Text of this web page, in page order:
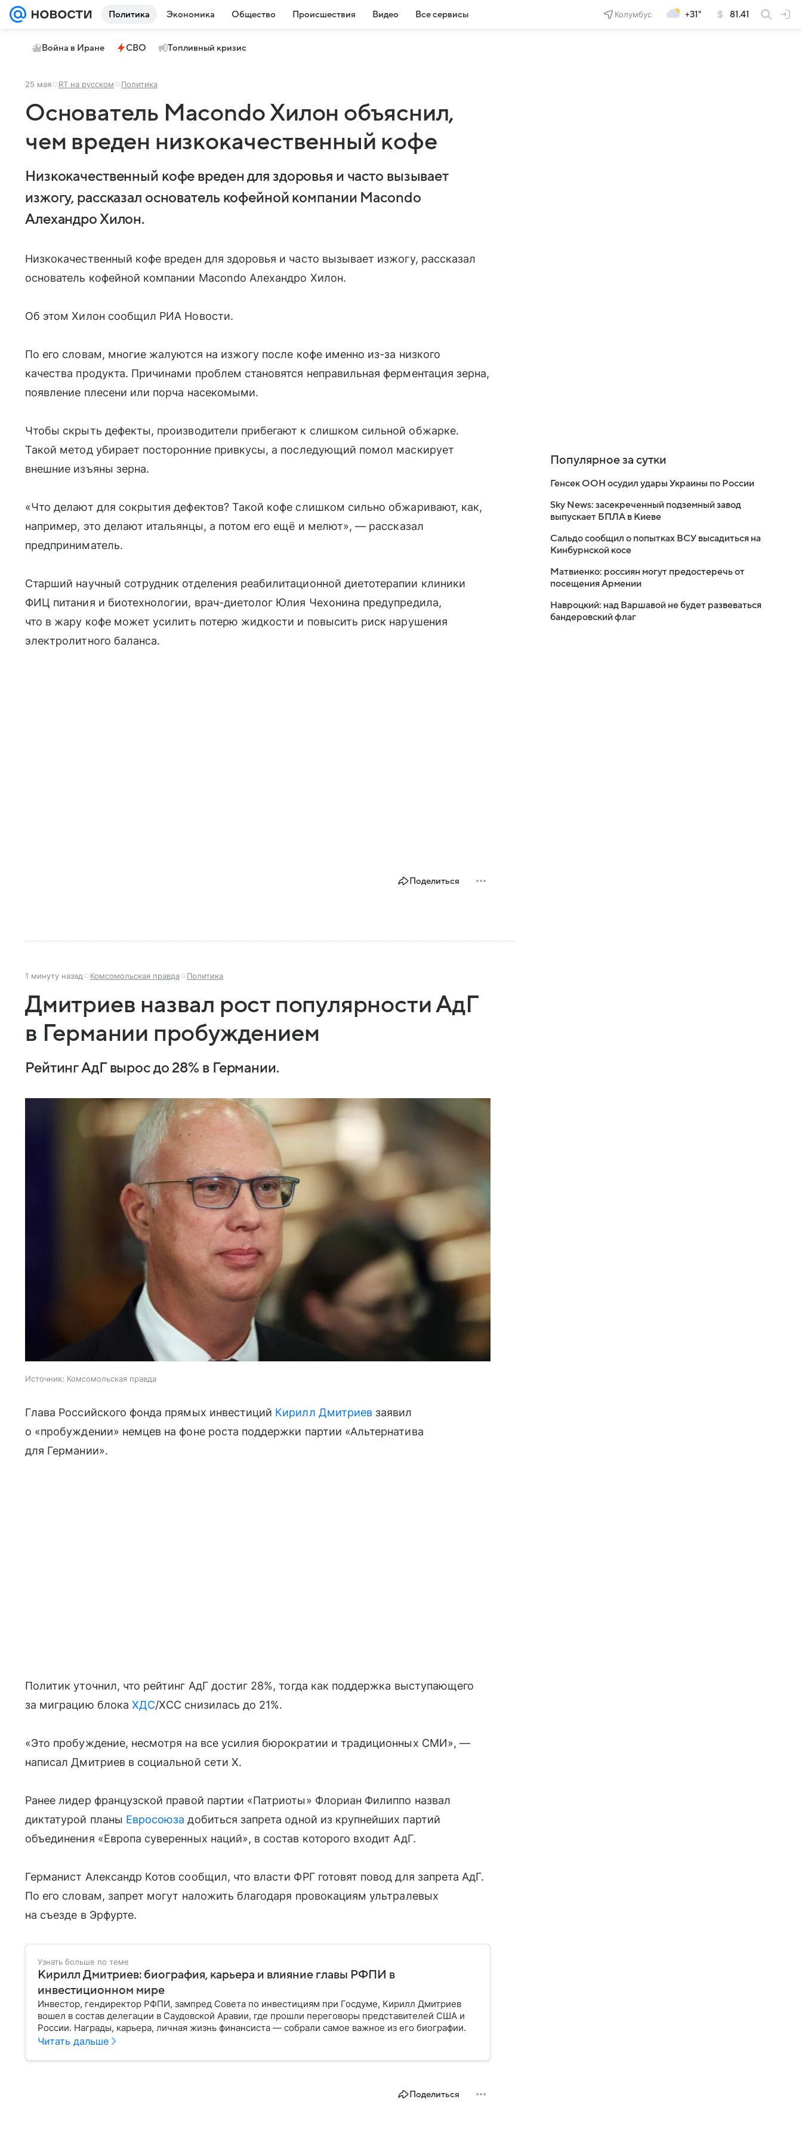
Политика Экономика Общество Происшествия Видео Все сервисы Колумбус +31° 81.41
Война в Иране СВО Топливный кризис
25 мая RT на русском Политика
Основатель Macondo Хилон объяснил,
чем вреден низкокачественный кофе
Низкокачественный кофе вреден для здоровья и часто вызывает
изжогу, рассказал основатель кофейной компании Macondo
Алехандро Хилон.
Низкокачественный кофе вреден для здоровья и часто вызывает изжогу, рассказал
основатель кофейной компании Macondo Алехандро Хилон.
Об этом Хилон сообщил РИА Новости.
По его словам, многие жалуются на изжогу после кофе именно из-за низкого
качества продукта. Причинами проблем становятся неправильная ферментация зерна,
появление плесени или порча насекомыми.
Чтобы скрыть дефекты, производители прибегают к слишком сильной обжарке.
Такой метод убирает посторонние привкусы, а последующий помол маскирует
внешние изъяны зерна.
«Что делают для сокрытия дефектов? Такой кофе слишком сильно обжаривают, как,
например, это делают итальянцы, а потом его ещё и мелют», — рассказал
предприниматель.
Старший научный сотрудник отделения реабилитационной диетотерапии клиники
ФИЦ питания и биотехнологии, врач-диетолог Юлия Чехонина предупредила,
что в жару кофе может усилить потерю жидкости и повысить риск нарушения
электролитного баланса.
Поделиться
1 минуту назад Комсомольская правда Политика
Дмитриев назвал рост популярности АдГ
в Германии пробуждением
Рейтинг АдГ вырос до 28% в Германии.
Источник: Комсомольская правда
Глава Российского фонда прямых инвестиций Кирилл Дмитриев заявил
о «пробуждении» немцев на фоне роста поддержки партии «Альтернатива
для Германии».
Политик уточнил, что рейтинг АдГ достиг 28%, тогда как поддержка выступающего
за миграцию блока ХДС/ХСС снизилась до 21%.
«Это пробуждение, несмотря на все усилия бюрократии и традиционных СМИ», —
написал Дмитриев в социальной сети X.
Ранее лидер французской правой партии «Патриоты» Флориан Филиппо назвал
диктатурой планы Евросоюза добиться запрета одной из крупнейших партий
объединения «Европа суверенных наций», в состав которого входит АдГ.
Германист Александр Котов сообщил, что власти ФРГ готовят повод для запрета АдГ.
По его словам, запрет могут наложить благодаря провокациям ультралевых
на съезде в Эрфурте.
Узнать больше по теме
Кирилл Дмитриев: биография, карьера и влияние главы РФПИ в
инвестиционном мире
Инвестор, гендиректор РФПИ, зампред Совета по инвестициям при Госдуме, Кирилл Дмитриев
вошел в состав делегации в Саудовской Аравии, где прошли переговоры представителей США и
России. Награды, карьера, личная жизнь финансиста — собрали самое важное из его биографии.
Читать дальше
Поделиться
Популярное за сутки
Генсек ООН осудил удары Украины по России
Sky News: засекреченный подземный завод
выпускает БПЛА в Киеве
Сальдо сообщил о попытках ВСУ высадиться на
Кинбурнской косе
Матвиенко: россиян могут предостеречь от
посещения Армении
Навроцкий: над Варшавой не будет развеваться
бандеровский флаг